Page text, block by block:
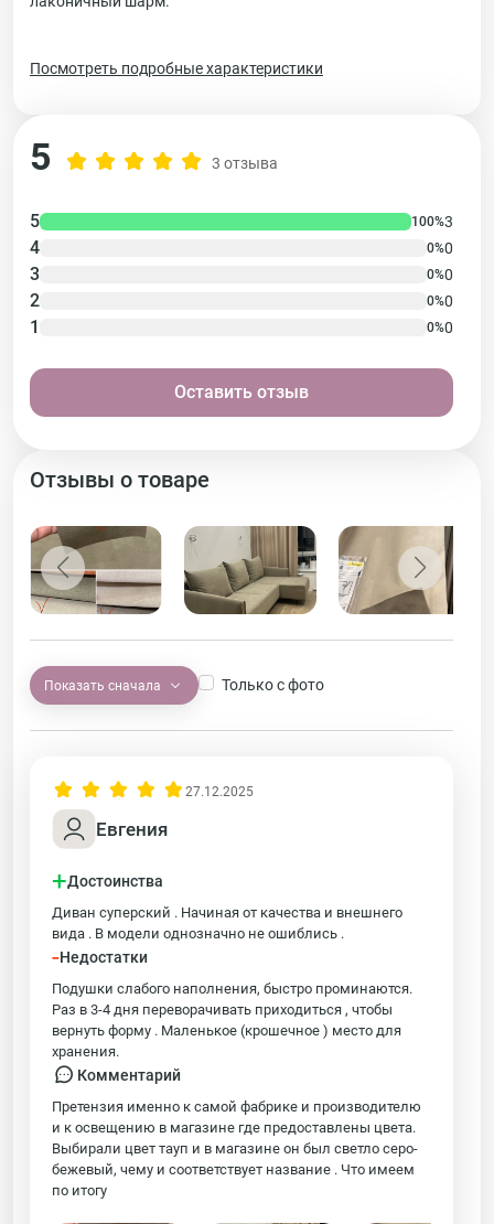
Посмотреть подробные характеристики
Отзывы о товаре
Показать сначала Только с фото
Евгения
27.12.2025
+Достоинства
Диван суперский . Начиная от качества и внешнего
вида . В модели однозначно не ошиблись .
-Недостатки
Подушки слабого наполнения, быстро проминаются.
Раз в 3-4 дня переворачивать приходиться , чтобы
вернуть форму . Маленькое (крошечное ) место для
хранения.
Комментарий
Претензия именно к самой фабрике и производителю
и к освещению в магазине где предоставлены цвета.
Выбирали цвет тауп и в магазине он был светло серо-
бежевый, чему и соответствует название . Что имеем
по итогу
5 3 отзыва
5 100%3
4 0%0
3 0%0
2 0%0
1 0%0
Оставить отзыв